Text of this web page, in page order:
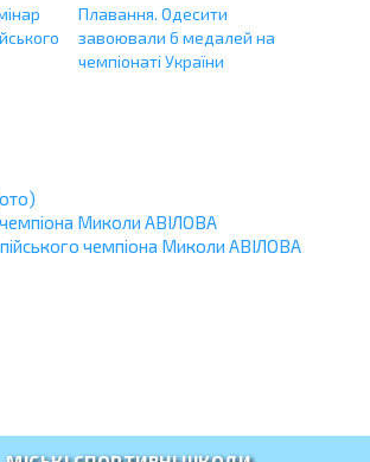
Плавання. Одесити
завоювали 6 медалей на
чемпіонаті України
чемпіона Миколи АВІЛОВА
чемпіона Миколи АВІЛОВА